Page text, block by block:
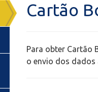
Cartão
Para obter Cartão
o envio dos dados